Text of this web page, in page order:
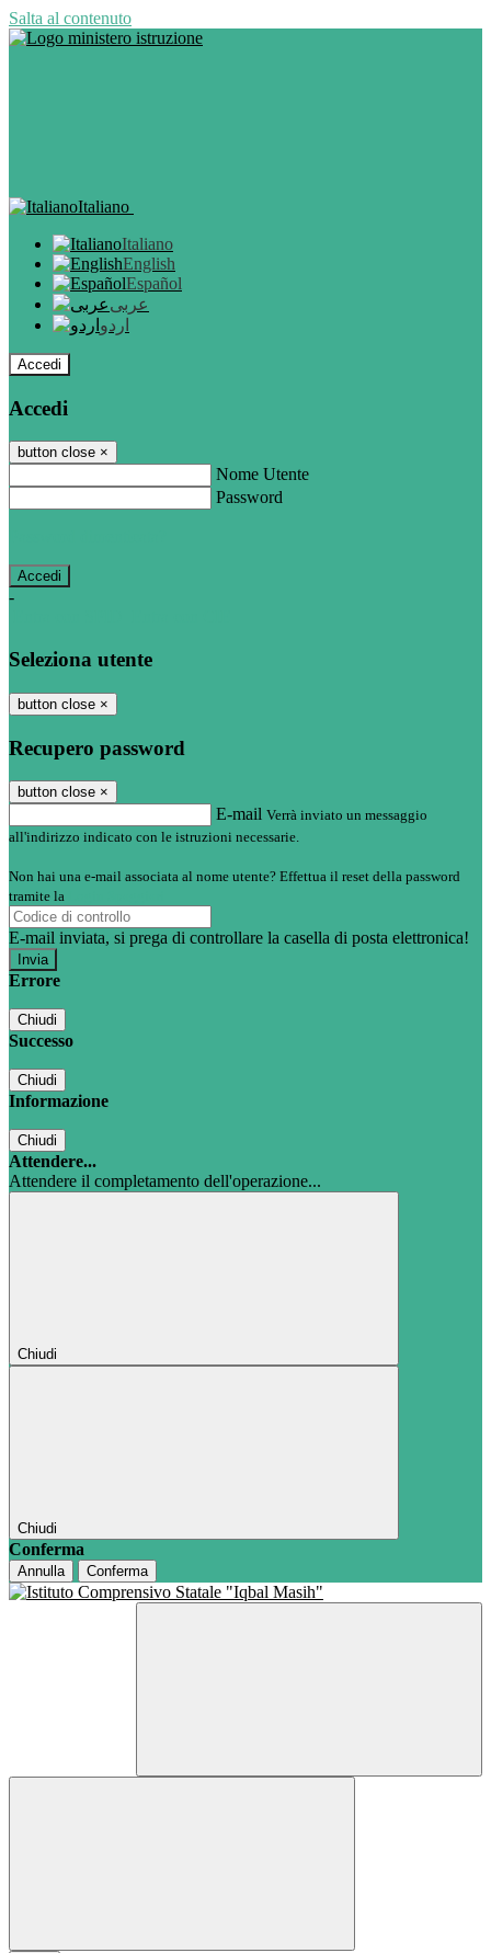
Salta al contenuto
Italiano
Italiano
English
Español
عربى
اردو
Accedi
Accedi
button close ×
Nome Utente
Password
-
Seleziona utente
button close ×
Recupero password
button close ×
E-mail Verrà inviato un messaggio
all'indirizzo indicato con le istruzioni necessarie.
Non hai una e-mail associata al nome utente? Effettua il reset della password
tramite la
E-mail inviata, si prega di controllare la casella di posta elettronica!
Errore
Chiudi
Successo
Chiudi
Informazione
Chiudi
Attendere...
Attendere il completamento dell'operazione...
Chiudi
Chiudi
Conferma
Annulla Conferma